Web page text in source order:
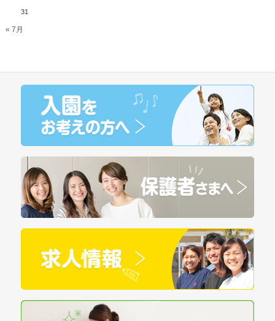
31
« 7月